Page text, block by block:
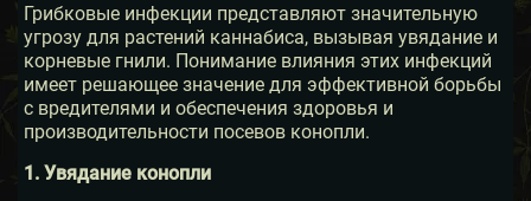
Грибковые инфекции представляют значительную
угрозу для растений каннабиса, вызывая увядание и
корневые гнили. Понимание влияния этих инфекций
имеет решающее значение для эффективной борьбы
с вредителями и обеспечения здоровья и
производительности посевов конопли.
1. Увядание конопли